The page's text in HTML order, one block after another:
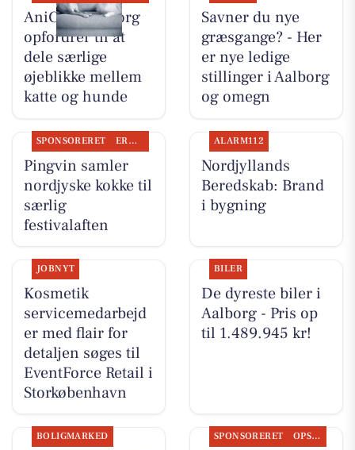
AniCura Aalborg
opfordrer til at
dele særlige
øjeblikke mellem
katte og hunde
Savner du nye
græsgange? - Her
er nye ledige
stillinger i Aalborg
og omegn
SPONSORERET ERHVERV
Pingvin samler
nordjyske kokke til
særlig
festivalaften
ALARM112
Nordjyllands
Beredskab: Brand
i bygning
JOBNYT
Kosmetik
servicemedarbejd
er med flair for
detaljen søges til
EventForce Retail i
Storkøbenhavn
BILER
De dyreste biler i
Aalborg - Pris op
til 1.489.945 kr!
BOLIGMARKED SPONSORERET OPSLAGSTAVLEN